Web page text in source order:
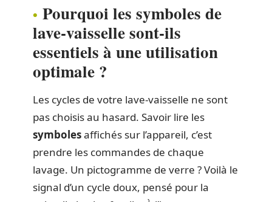
Pourquoi les symboles de
lave-vaisselle sont-ils
essentiels à une utilisation
optimale ?
Les cycles de votre lave-vaisselle ne sont
pas choisis au hasard. Savoir lire les
symbolesaffichés sur l’appareil, c’est
prendre les commandes de chaque
lavage. Un pictogramme de verre ? Voilà le
signal d’un cycle doux, pensé pour la